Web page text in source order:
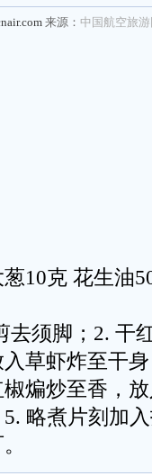
来源： 中国航空旅
10克 花生油
去须脚；2. 干
草虾炸至干
煸炒至香，
略煮片刻加